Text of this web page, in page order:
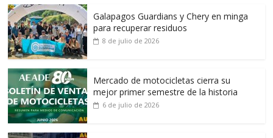
Galapagos Guardians y Chery en minga
para recuperar residuos
8 de julio de 2026
Mercado de motocicletas cierra su
mejor primer semestre de la historia
6 de julio de 2026